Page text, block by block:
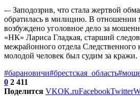
-– Заподозрив, что стала жертвой
обратилась в милицию. В отношении
возбуждено уголовное дело за
«НК» Лариса Гладкая, старший
межрайонного отдела Следственного
молодой человек был судим за кражи.
#барановичи#брестская_область
0 2 411
Поделится VKOK.ruFacebookTwitter